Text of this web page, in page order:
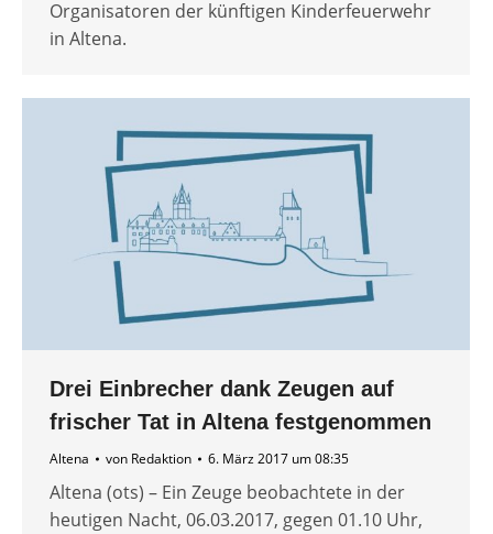
Organisatoren der künftigen Kinderfeuerwehr
in Altena.
Drei Einbrecher dank Zeugen auf
frischer Tat in Altena festgenommen
Altena von Redaktion 6. März 2017 um 08:35
Altena (ots) – Ein Zeuge beobachtete in der
heutigen Nacht, 06.03.2017, gegen 01.10 Uhr,